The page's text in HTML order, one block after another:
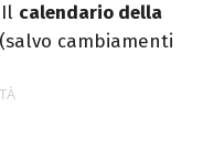
calendario della
cambiamenti